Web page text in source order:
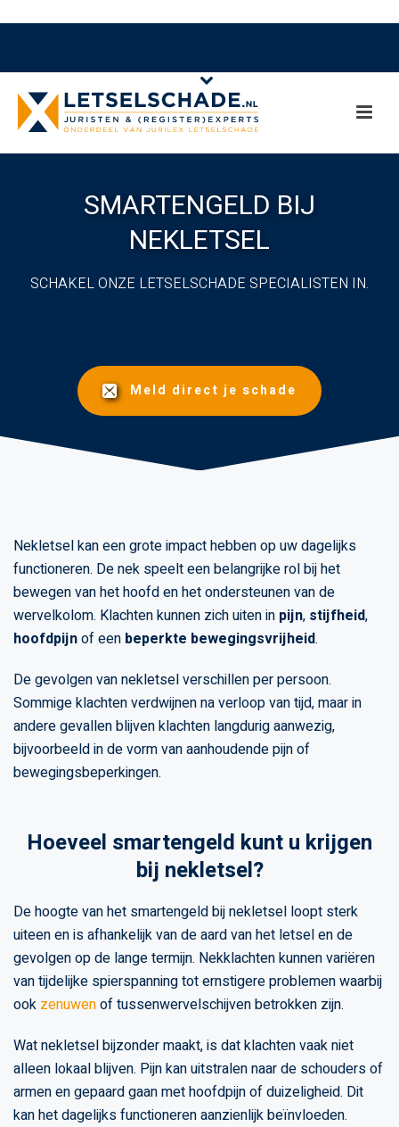
SMARTENGELD BIJ
NEKLETSEL
SCHAKEL ONZE LETSELSCHADE SPECIALISTEN IN.
Meld direct je schade
Nekletsel kan een grote impact hebben op uw dagelijks
functioneren. De nek speelt een belangrijke rol bij het
bewegen van het hoofd en het ondersteunen van de
wervelkolom. Klachten kunnen zich uiten in pijn, stijfheid,
hoofdpijnof een beperkte bewegingsvrijheid.
De gevolgen van nekletsel verschillen per persoon.
Sommige klachten verdwijnen na verloop van tijd, maar in
andere gevallen blijven klachten langdurig aanwezig,
bijvoorbeeld in de vorm van aanhoudende pijn of
bewegingsbeperkingen.
Hoeveel smartengeld kunt u krijgen
bij nekletsel?
De hoogte van het smartengeld bij nekletsel loopt sterk
uiteen en is afhankelijk van de aard van het letsel en de
gevolgen op de lange termijn. Nekklachten kunnen variëren
van tijdelijke spierspanning tot ernstigere problemen waarbij
ook zenuwenof tussenwervelschijven betrokken zijn.
Wat nekletsel bijzonder maakt, is dat klachten vaak niet
alleen lokaal blijven. Pijn kan uitstralen naar de schouders of
armen en gepaard gaan met hoofdpijn of duizeligheid. Dit
kan het dagelijks functioneren aanzienlijk beïnvloeden.